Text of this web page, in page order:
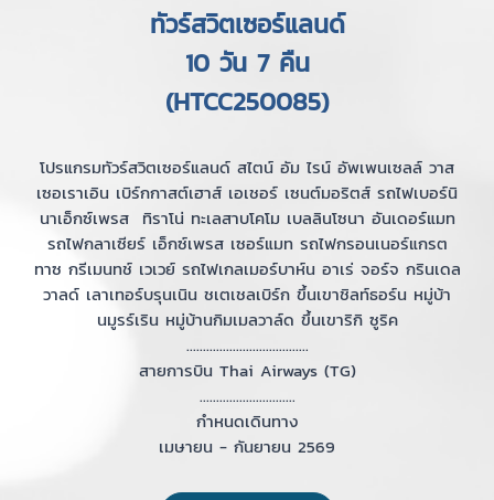
ทัวร์สวิตเซอร์แลนด์
10 วัน 7 คืน
(HTCC250085)
โปรแกรมทัวร์สวิตเซอร์แลนด์ สไตน์ อัม ไรน์ อัพเพนเซลล์ วาส
เซอเราเอิน เบิร์กกาสต์เฮาส์ เอเชอร์ เซนต์มอริตส์ รถไฟเบอร์นิ
นาเอ็กซ์เพรส ทิราโน่ ทะเลสาบโคโม เบลลินโซนา อันเดอร์แมท
รถไฟกลาเซียร์ เอ็กซ์เพรส เซอร์แมท รถไฟกรอนเนอร์แกรต
ทาซ กรีเมนทช์ เวเวย์ รถไฟเกลเมอร์บาห์น อาเร่ จอร์จ กรินเดล
วาลด์ เลาเทอร์บรุนเนิน ชเตเชลเบิร์ก ขึ้นเขาชิลท์ธอร์น หมู่บ้า
นมูรร์เริน หมู่บ้านกิมเมลวาล์ด ขึ้นเขาริกิ ซูริค
.....................................
สายการบิน Thai Airways (TG)
.............................
กำหนดเดินทาง
เมษายน - กันยายน 2569